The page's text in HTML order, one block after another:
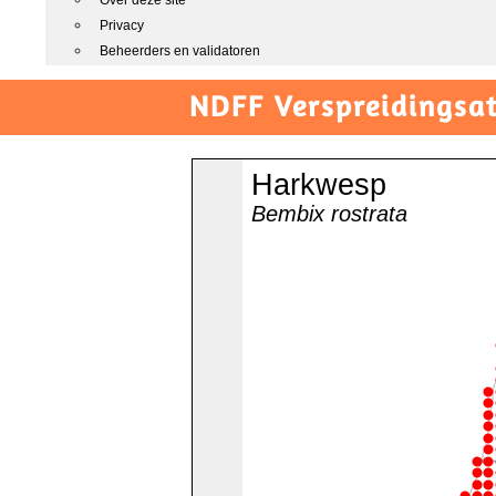
Privacy
Beheerders en validatoren
NDFF